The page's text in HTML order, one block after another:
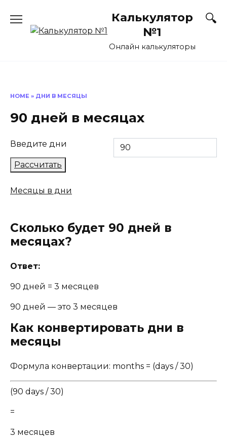
содержанию
Калькулятор
№1
Онлайн калькуляторы
HOME » ДНИ В МЕСЯЦЫ
90 дней в месяцах
Введите дни
Рассчитать
Месяцы в дни
Сколько будет 90 дней в
месяцах?
Ответ:
90 дней = 3 месяцев
90 дней — это 3 месяцев
Как конвертировать дни в
месяцы
Формула конвертации: months = (days / 30)
(90 days / 30)
=
3 месяцев